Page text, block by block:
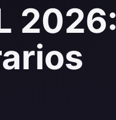
2026: